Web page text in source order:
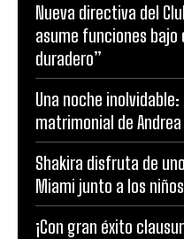
Nueva directiva del
asume funciones bajo
duradero”
Una noche
matrimonial de
Shakira disfruta de
Miami junto a los
¡Con gran éxito